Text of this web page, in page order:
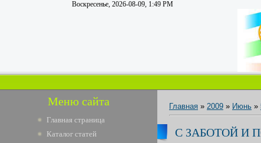
Воскресенье, 2026-08-09, 1:49 PM
Меню сайта
Главная страница
Каталог статей
Главная » 2009 » Июнь »
C ЗАБОТОЙ И